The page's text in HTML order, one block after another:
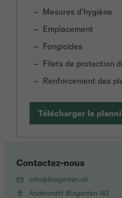
Mesures d'hygiène
Emplacement
Fongicides
Filets de protection
Renforcement des
Télécharger le
Contactez-nous
info@biogarten.ch
Andermatt Biogarten AG